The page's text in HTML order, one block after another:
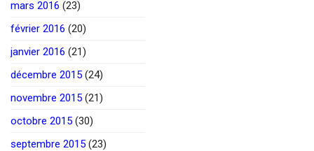
mars 2016 (23)
février 2016 (20)
janvier 2016 (21)
décembre 2015 (24)
novembre 2015 (21)
octobre 2015 (30)
septembre 2015 (23)